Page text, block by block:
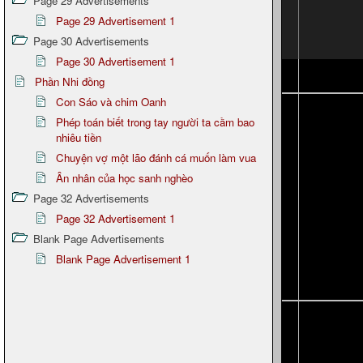
Page 29 Advertisement 1
Page 30 Advertisements
Page 30 Advertisement 1
Phần Nhi đồng
Con Sáo và chim Oanh
Phép toán biết trong tay người ta cầm bao
nhiêu tiền
Chuyện vợ một lão đánh cá muốn làm vua
Ân nhân của học sanh nghèo
Page 32 Advertisements
Page 32 Advertisement 1
Blank Page Advertisements
Blank Page Advertisement 1